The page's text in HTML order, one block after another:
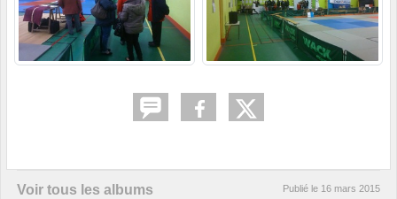
Voir tous les albums
Publié le 16 mars 2015